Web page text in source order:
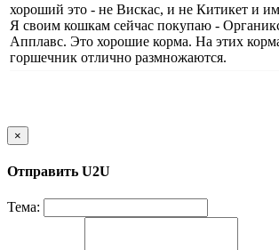
хороший это - не Вискас, и не Китикет и
Я своим кошкам сейчас покупаю -
Апплавс. Это хорошие корма. На этих
горшечник отлично размножаются.
×
Отправить U2U
Тема: